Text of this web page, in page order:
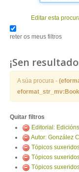
ENTRAR
Editar esta
reter os meus filtros
¡Sen
A súa procura -
Quitar filtros
Editorial:
Autor: González
Tópicos
Tópicos
Tópicos